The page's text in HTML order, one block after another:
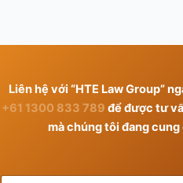
Liên hệ với “HTE Law Group”
+61 1300 833 789 để được tư
mà chúng tôi đang cung